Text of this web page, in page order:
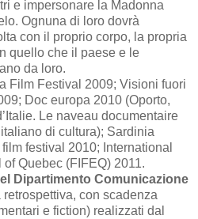
e impersonare la Madonna
Ognuna di loro dovrà
con il proprio corpo, la propria
quello che il paese e le
da loro.
Film Festival 2009; Visioni fuori
Doc europa 2010 (Oporto,
Le naveau documentaire
di cultura); Sardinia
festival 2010; International
Quebec (FIFEQ) 2011.
Dipartimento Comunicazione
retrospettiva, con scadenza
e fiction) realizzati dal